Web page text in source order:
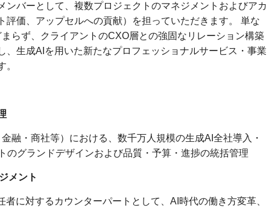
ンバーとして、複数プロジェクトのマネジメントおよびアカ
評価、アップセルへの貢献）を担っていただきます。 単な
らず、クライアントのCXO層との強固なリレーション構築
、生成AIを用いた新たなプロフェッショナルサービス・事業
。
融・商社等）における、数千万人規模の生成AI全社導入・
のグランドデザインおよび品質・予算・進捗の統括管理
メント
に対するカウンターパートとして、AI時代の働き方変革、